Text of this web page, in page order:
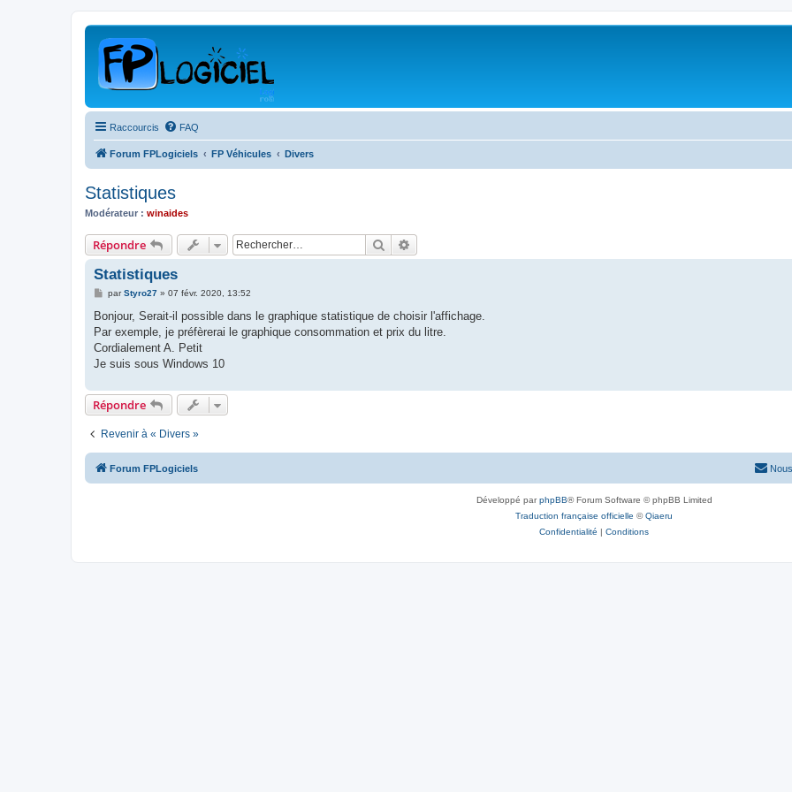
Raccourcis FAQ
Forum FPLogiciels FP Véhicules Divers
Statistiques
Modérateur : winaides
Répondre Rechercher
Statistiques
M
s
a
g
parStyro27» 07 févr. 2020, 13:52
Bonjour, Serait-il possible dans le graphique statistique de choisir l'affichage.
Par exemple, je préfèrerai le graphique consommation et prix du litre.
Cordialement A. Petit
Je suis sous Windows 10
Répondre
Revenir à « Divers »
Forum FPLogiciels
Développé parphpBB® Forum Software © phpBB Limited
Traduction française officielle ©Qiaeru
Confidentialité | Conditions